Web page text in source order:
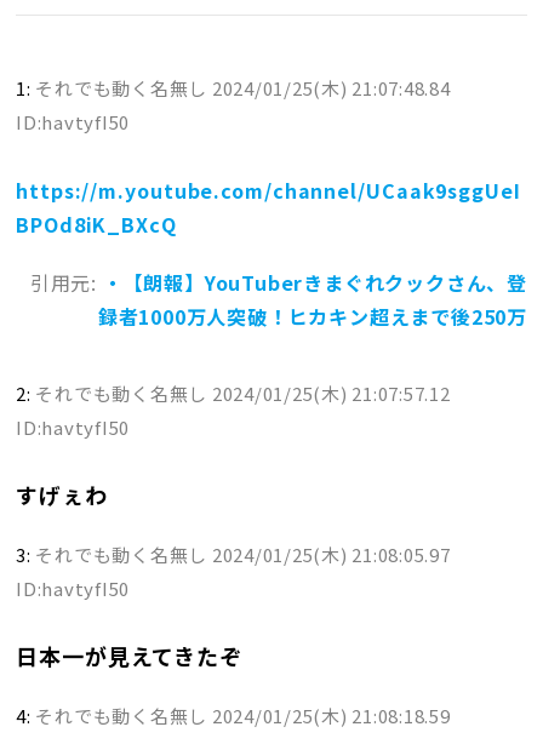
1: それでも動く名無し 2024/01/25(木) 21:07:48.84
ID:havtyfI50
https://m.youtube.com/channel/UCaak9sggUeI
BPOd8iK_BXcQ
引用元: ・【朗報】YouTuberきまぐれクックさん、登
録者1000万人突破！ヒカキン超えまで後250万
2: それでも動く名無し 2024/01/25(木) 21:07:57.12
ID:havtyfI50
すげぇわ
3: それでも動く名無し 2024/01/25(木) 21:08:05.97
ID:havtyfI50
日本一が見えてきたぞ
4: それでも動く名無し 2024/01/25(木) 21:08:18.59